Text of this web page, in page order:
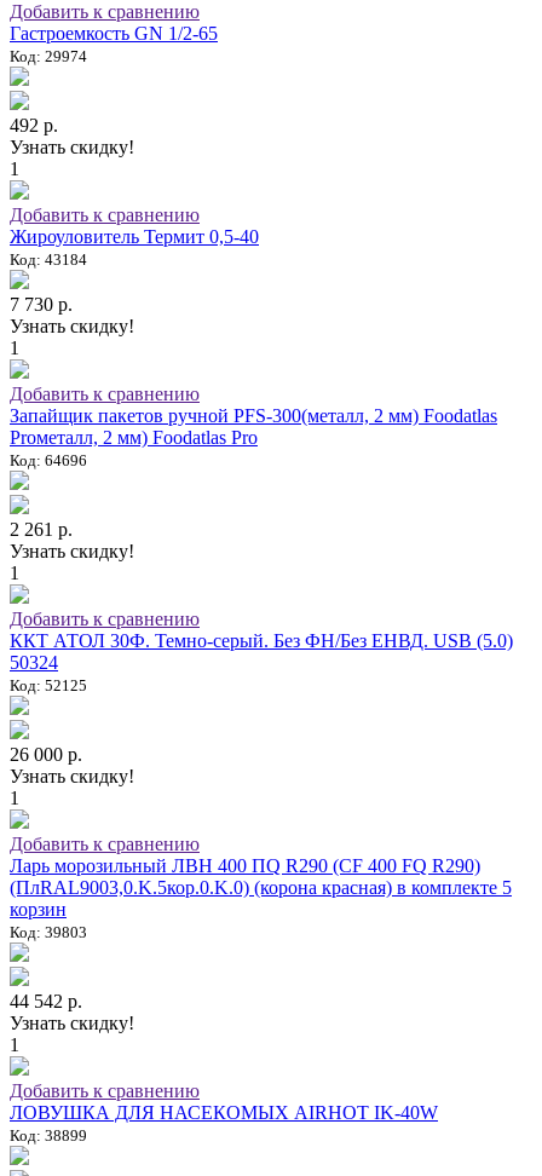
Добавить к сравнению
Гастроемкость GN 1/2-65
Код: 29974
492 р.
Узнать скидку!
1
Добавить к сравнению
Жироуловитель Термит 0,5-40
Код: 43184
7 730 р.
Узнать скидку!
1
Добавить к сравнению
Запайщик пакетов ручной PFS-300(металл, 2 мм) Foodatlas
Proметалл, 2 мм) Foodatlas Pro
Код: 64696
2 261 р.
Узнать скидку!
1
Добавить к сравнению
ККТ АТОЛ 30Ф. Темно-серый. Без ФН/Без ЕНВД. USB (5.0)
50324
Код: 52125
26 000 р.
Узнать скидку!
1
Добавить к сравнению
Ларь морозильный ЛВН 400 ПQ R290 (СF 400 FQ R290)
(ПлRAL9003,0.K.5кор.0.K.0) (корона красная) в комплекте 5
корзин
Код: 39803
44 542 р.
Узнать скидку!
1
Добавить к сравнению
ЛОВУШКА ДЛЯ НАСЕКОМЫХ AIRHOT IK-40W
Код: 38899